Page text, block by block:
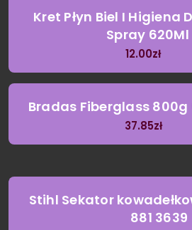
Kret Płyn Biel I Higiena
Spray 620Ml
12.00zł
Bradas Fiberglass 800g
37.85zł
Stihl Sekator
881 3639